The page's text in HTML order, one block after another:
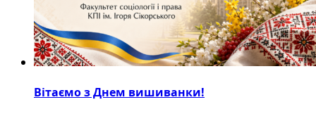
Вітаємо з Днем вишиванки!